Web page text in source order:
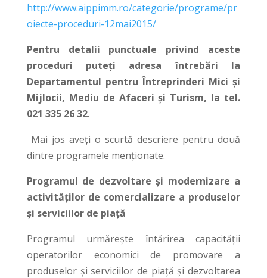
http://www.aippimm.ro/categorie/programe/pr
oiecte-proceduri-12mai2015/
Pentru detalii punctuale privind aceste
proceduri puteți adresa întrebări la
Departamentul pentru Întreprinderi Mici și
Mijlocii, Mediu de Afaceri și Turism, la tel.
021 335 26 32.
Mai jos aveți o scurtă descriere pentru două
dintre programele menționate.
Programul de dezvoltare şi modernizare a
activităţilor de comercializare a produselor
şi serviciilor de piaţă
Programul urmăreşte întărirea capacităţii
operatorilor economici de promovare a
produselor şi serviciilor de piaţă și dezvoltarea